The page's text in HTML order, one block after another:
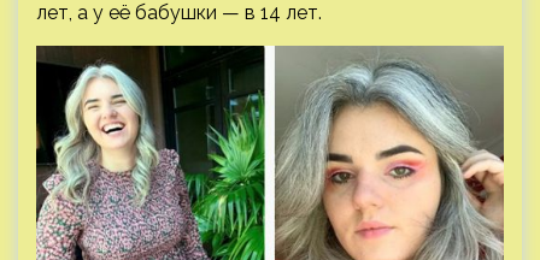
лет, а у её бабушки — в 14 лет.